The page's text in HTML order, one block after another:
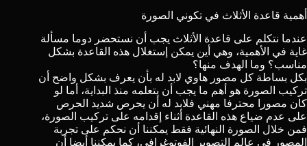
أهمية قاعدة الأثلاث في تكوني الصورة
عندما نتكلم على قاعدة الأثلاث يجب أن نستحضر دوما مسألة
غاية في الأهمية، وهي أين يمكن إستغلال هذه القاعدة بشكل
مناسب؟ وما الهدف منها؟
بكل بساطة كل مصور هاوي لابد له بأن يعرف بشكل واضح أن
تركيب الصورة هو أهم ما يجب أن يتعلمه منذ البداية، أما لو
كان مصورا محترفا مهني فلابد له أن يحرص شديد الحرص
على عدم ضياع هذه القاعدة أثناء إقدامه على تركيب الصورة،
فمن خلال الصورة النهائية فقط يمكننا أن نحكم على تجربة
المصور في عالم التصوير الفوتوغرافي، كما يمكننا أيضا أن